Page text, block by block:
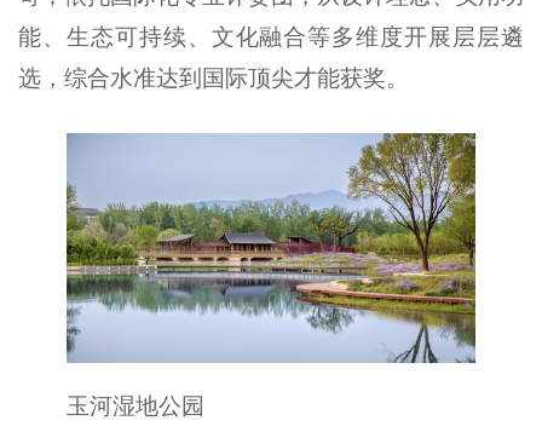
能、生态可持续、文化融合等多维度开展层层遴
选，综合水准达到国际顶尖才能获奖。
玉河湿地公园